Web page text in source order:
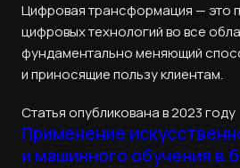
Цифровая трансформация — это
цифровых технологий во все
фундаментально меняющий
и приносящие пользу клиентам.
Статья опубликована в 2023 году
Применение
и машинного обучения в